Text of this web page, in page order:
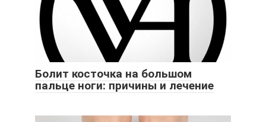
Болит косточка на большом
пальце ноги: причины и лечение